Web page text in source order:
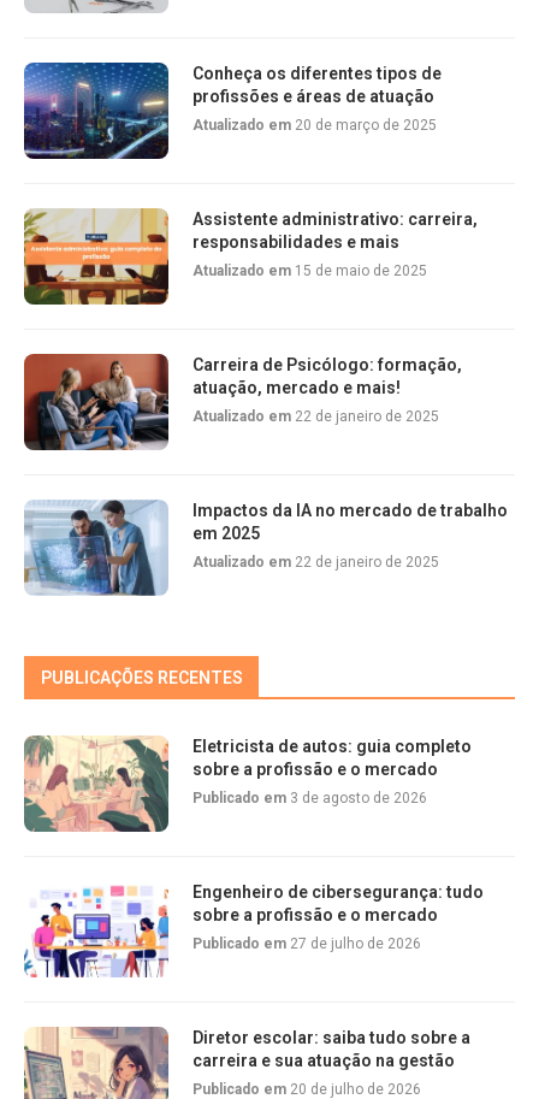
Conheça os diferentes tipos de
profissões e áreas de atuação
Atualizado em 20 de março de 2025
Assistente administrativo: carreira,
responsabilidades e mais
Atualizado em 15 de maio de 2025
Carreira de Psicólogo: formação,
atuação, mercado e mais!
Atualizado em 22 de janeiro de 2025
Impactos da IA no mercado de trabalho
em 2025
Atualizado em 22 de janeiro de 2025
PUBLICAÇÕES RECENTES
Eletricista de autos: guia completo
sobre a profissão e o mercado
Publicado em 3 de agosto de 2026
Engenheiro de cibersegurança: tudo
sobre a profissão e o mercado
Publicado em 27 de julho de 2026
Diretor escolar: saiba tudo sobre a
carreira e sua atuação na gestão
Publicado em 20 de julho de 2026